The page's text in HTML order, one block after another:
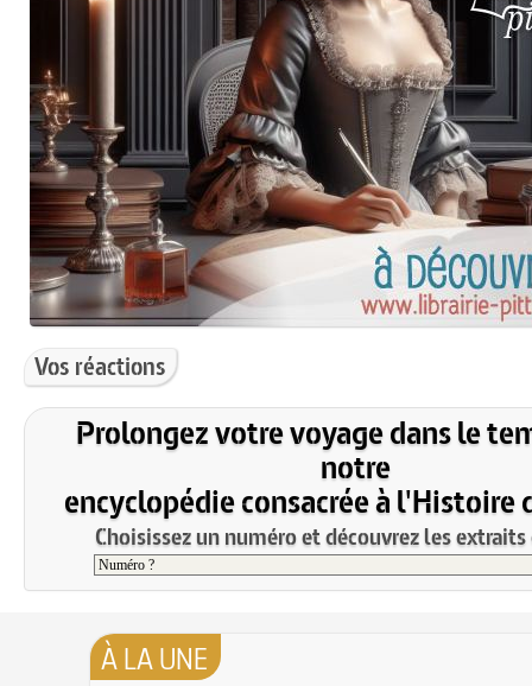
Vos réactions
Prolongez votre voyage dans le
notre
encyclopédie consacrée à l'Histoire
Choisissez un numéro et découvrez les
À LA UNE